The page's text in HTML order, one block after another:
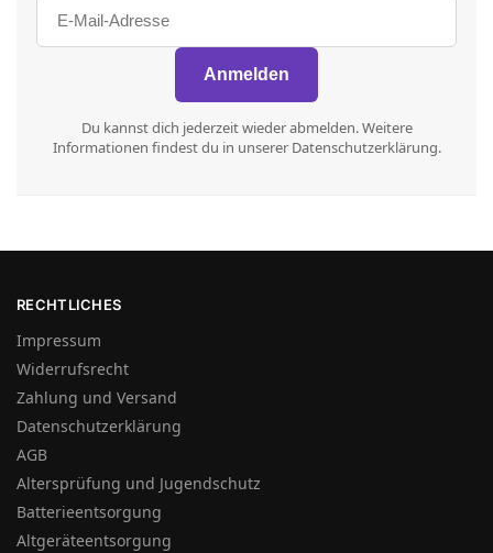
Du kannst dich jederzeit wieder abmelden. Weitere
Informationen findest du in unserer Datenschutzerklärung.
RECHTLICHES
Impressum
Widerrufsrecht
Zahlung und Versand
Datenschutzerklärung
AGB
Altersprüfung und Jugendschutz
Batterieentsorgung
Altgeräteentsorgung